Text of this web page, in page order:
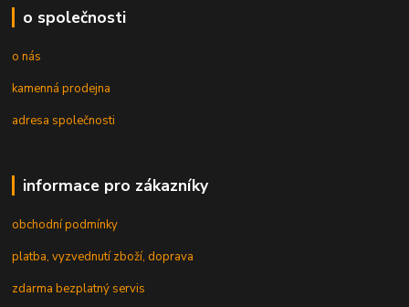
o společnosti
o nás
kamenná prodejna
adresa společnosti
informace pro zákazníky
obchodní podmínky
platba, vyzvednutí zboží, doprava
zdarma bezplatný servis